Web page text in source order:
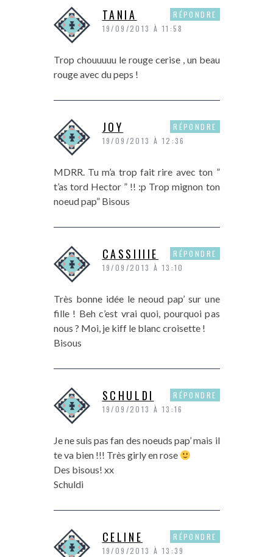
TANIA
19/09/2013 À 11:58
Trop chouuuuu le rouge cerise , un beau
rouge avec du peps !
RÉPONDRE
JOY
19/09/2013 À 12:36
MDRR. Tu m’a trop fait rire avec ton ”
t’as tord Hector ” !! :p Trop mignon ton
noeud pap” Bisous
RÉPONDRE
CASSIIIIE
19/09/2013 À 13:10
Très bonne idée le neoud pap’ sur une
fille ! Beh c’est vrai quoi, pourquoi pas
nous ? Moi, je kiff le blanc croisette !
Bisous
RÉPONDRE
SCHULDI
19/09/2013 À 13:16
Je ne suis pas fan des noeuds pap’ mais il
te va bien !!! Très girly en rose
Des bisous! xx
Schuldi
RÉPONDRE
CELINE
19/09/2013 À 13:39
RÉPONDRE